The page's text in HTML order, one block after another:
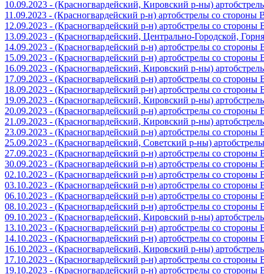
10.09.2023 - (Красногвардейский, Кировский р-ны)
11.09.2023 - (Красногвардейский р-н) артобстрелы со стороны
12.09.2023 - (Красногвардейский р-н) артобстрелы со
13.09.2023 - (Красногвардейский, Центрально-Городской,
14.09.2023 - (Красногвардейский р-н) артобстрелы со
15.09.2023 - (Красногвардейский р-н) артобстрелы со
16.09.2023 - (Красногвардейский, Кировский р-ны)
17.09.2023 - (Красногвардейский р-н) артобстрелы со
18.09.2023 - (Красногвардейский р-н) артобстрелы со
19.09.2023 - (Красногвардейский, Кировский р-ны)
20.09.2023 - (Красногвардейский р-н) артобстрелы со
21.09.2023 - (Красногвардейский, Кировский р-ны)
23.09.2023 - (Красногвардейский р-н) артобстрелы со
25.09.2023 - (Красногвардейский, Советский р-ны)
27.09.2023 - (Красногвардейский р-н) артобстрелы со
30.09.2023 - (Красногвардейский р-н) артобстрелы со
02.10.2023 - (Красногвардейский р-н) артобстрелы со
03.10.2023 - (Красногвардейский р-н) артобстрелы со
06.10.2023 - (Красногвардейский р-н) артобстрелы со
08.10.2023 - (Красногвардейский р-н) артобстрелы со
09.10.2023 - (Красногвардейский, Кировский р-ны)
13.10.2023 - (Красногвардейский р-н) артобстрелы со
14.10.2023 - (Красногвардейский р-н) артобстрелы со
16.10.2023 - (Красногвардейский, Кировский р-ны)
17.10.2023 - (Красногвардейский р-н) артобстрелы со
19.10.2023 - (Красногвардейский р-н) артобстрелы со